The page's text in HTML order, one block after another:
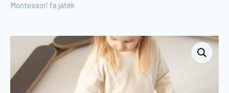
Montessori fa játék